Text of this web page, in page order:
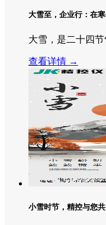
大雪至，企业行：在
大雪，是二十四
查看详情 →
小雪时节，精控与您